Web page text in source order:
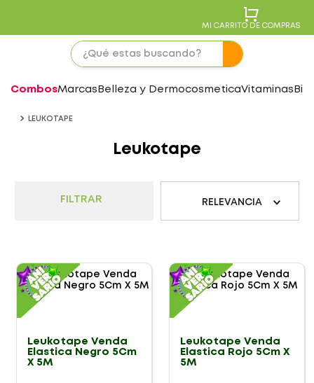
MI CARRITO DE COMPRAS
CombosMarcas Belleza y DermocosmeticaVitaminas
LEUKOTAPE
Leukotape
FILTRAR RELEVANCIA
Leukotape Venda
Elastica Negro 5Cm
X 5M
Leukotape Venda
Elastica Rojo 5Cm X
5M